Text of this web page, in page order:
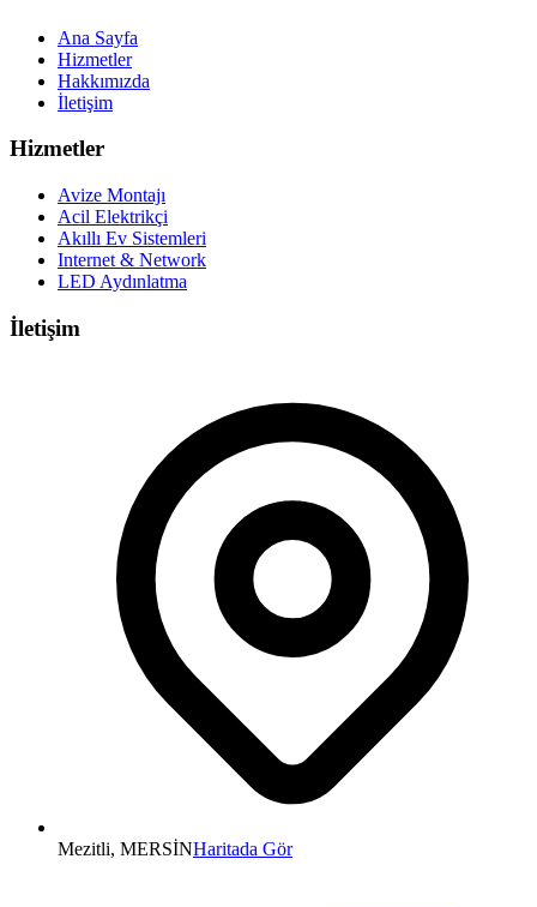
Ana Sayfa
Hizmetler
Hakkımızda
İletişim
Hizmetler
Avize Montajı
Acil Elektrikçi
Akıllı Ev Sistemleri
Internet & Network
LED Aydınlatma
İletişim
Mezitli, MERSİNHaritada Gör